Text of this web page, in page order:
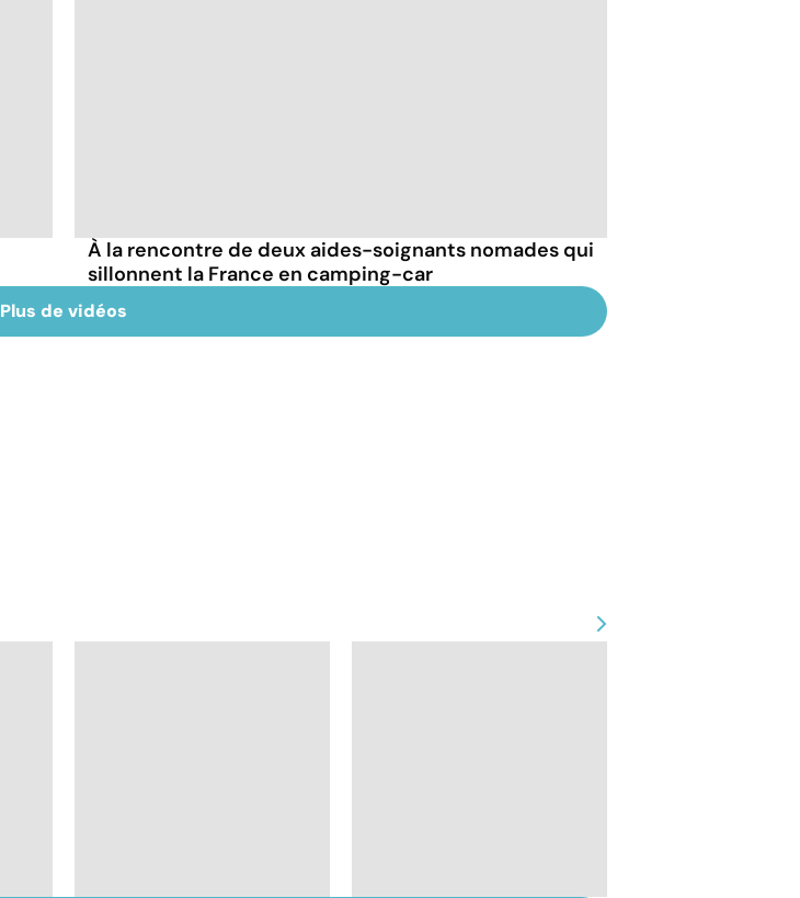
À la rencontre de deux aides-soignants nomades qui
sillonnent la France en camping-car
Plus de vidéos